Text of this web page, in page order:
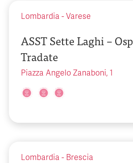
Lombardia - Varese
ASST Sette Laghi –
Tradate
Piazza Angelo Zanaboni, 1
Lombardia - Brescia